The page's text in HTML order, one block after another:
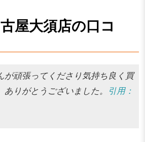
屋大須店の口コ
が頑張ってくださり気持ち良く買
りがとうございました。 引用：